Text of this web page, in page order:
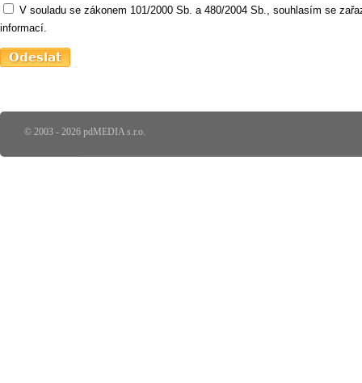
V souladu se zákonem 101/2000 Sb. a 480/2004 Sb., souhlasím se
informací.
© 2003 - 2026 pdMEDIA s.r.o.